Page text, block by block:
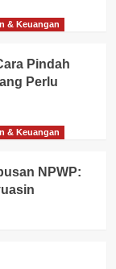
& Keuangan
Pindah
Perlu
& Keuangan
NPWP: